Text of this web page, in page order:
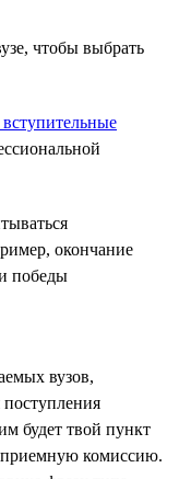
чтобы выбрать
окончание
победы
вузов,
будет твой пункт
приемную комиссию.